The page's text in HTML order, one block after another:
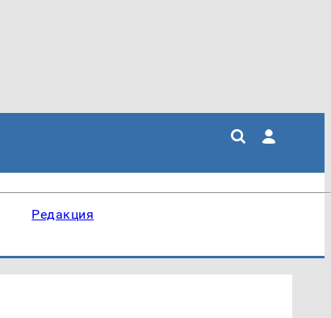
Редакция